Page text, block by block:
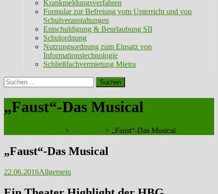
Krankmeldungsverfahren
Formular zur Befreiung vom Unterricht und von
Schulveranstaltungen
Entschuldigung & Beurlaubung SII
Schulordnung
Nutzungsordnung zum Einsatz von
Informationstechnologie
Schließfachvermietung Mietra
Suchen
nach:
„Faust“-Das Musical
> > „Faust“-Das Musical
„Faust“-Das Musical
22.06.2016Allgemein